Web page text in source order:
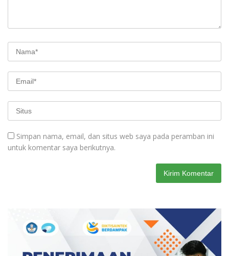
Simpan nama, email, dan situs web saya pada peramban ini
untuk komentar saya berikutnya.